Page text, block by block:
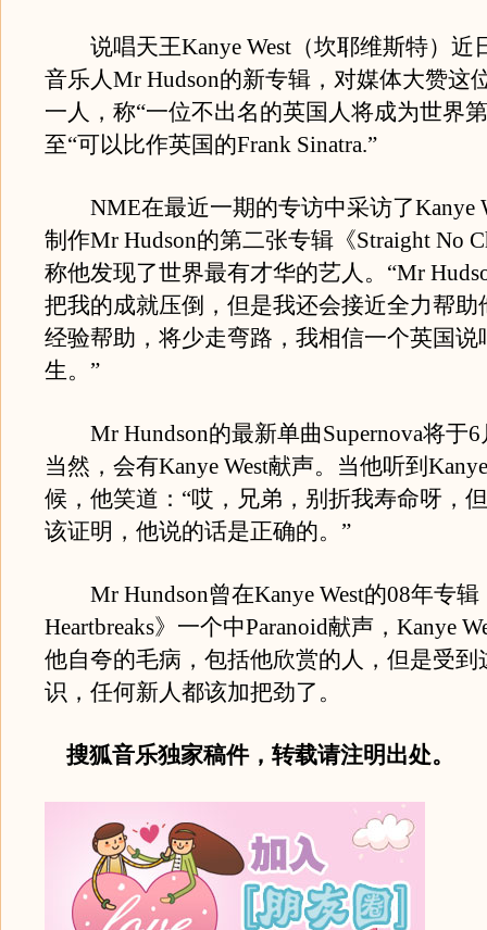
说唱天王Kanye West（坎耶维斯特）近
音乐人Mr Hudson的新专辑，对媒体大赞这
一人，称“一位不出名的英国人将成为世界
至“可以比作英国的Frank Sinatra.”
NME在最近一期的专访中采访了Kanye
制作Mr Hudson的第二张专辑《Straight No
称他发现了世界最有才华的艺人。“Mr
把我的成就压倒，但是我还会接近全力帮助
经验帮助，将少走弯路，我相信一个英国说
生。”
Mr Hundson的最新单曲Supernova将于6
当然，会有Kanye West献声。当他听到
候，他笑道：“哎，兄弟，别折我寿命呀，
该证明，他说的话是正确的。”
Mr Hundson曾在Kanye West的08年专辑
Heartbreaks》一个中Paranoid献声，Kanye
他自夸的毛病，包括他欣赏的人，但是受到
识，任何新人都该加把劲了。
搜狐音乐独家稿件，转载请注明出处。